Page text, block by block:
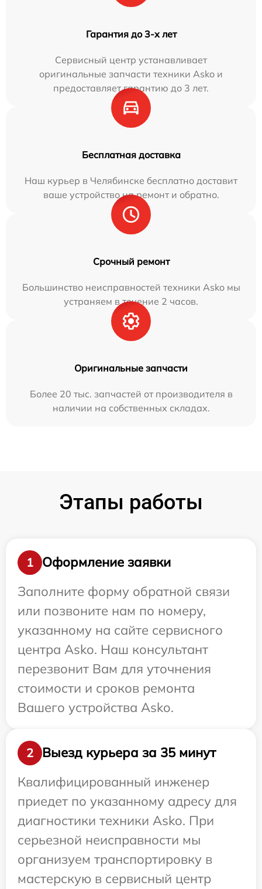
Гарантия до 3-х лет
Сервисный центр устанавливает
оригинальные запчасти техники Asko и
предоставляет гарантию до 3 лет.
Бесплатная доставка
Наш курьер в Челябинске бесплатно доставит
ваше устройство на ремонт и обратно.
Срочный ремонт
Большинство неисправностей техники Asko мы
устраняем в течение 2 часов.
Оригинальные запчасти
Более 20 тыс. запчастей от производителя в
наличии на собственных складах.
Этапы работы
1
Оформление заявки
Заполните форму обратной связи
или позвоните нам по номеру,
указанному на сайте сервисного
центра Asko. Наш консультант
перезвонит Вам для уточнения
стоимости и сроков ремонта
Вашего устройства Asko.
2
Выезд курьера за 35 минут
Квалифицированный инженер
приедет по указанному адресу для
диагностики техники Asko. При
серьезной неисправности мы
организуем транспортировку в
мастерскую в сервисный центр